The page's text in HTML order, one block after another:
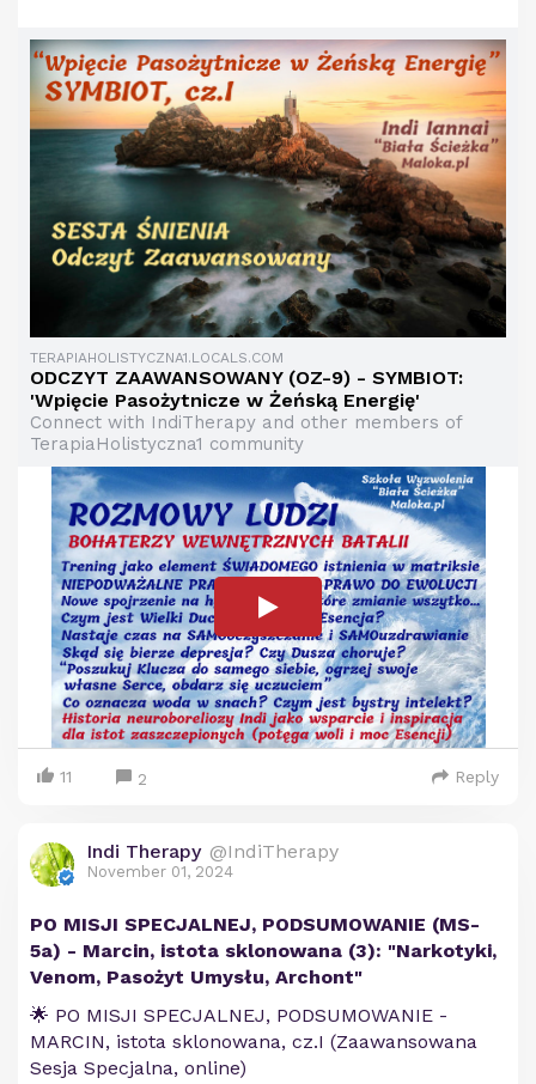
TERAPIAHOLISTYCZNA1.LOCALS.COM
ODCZYT ZAAWANSOWANY (OZ-9) - SYMBIOT:
'Wpięcie Pasożytnicze w Żeńską Energię'
Connect with IndiTherapy and other members of
TerapiaHolistyczna1 community
11 2 Reply
Indi Therapy @IndiTherapy
November 01, 2024
PO MISJI SPECJALNEJ, PODSUMOWANIE (MS-
5a) - Marcin, istota sklonowana (3): "Narkotyki,
Venom, Pasożyt Umysłu, Archont"
🌟 PO MISJI SPECJALNEJ, PODSUMOWANIE -
MARCIN, istota sklonowana, cz.I (Zaawansowana
Sesja Specjalna, online)